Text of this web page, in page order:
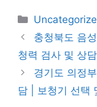
카
테
고
리
충청북도 음
청력 검사 및 상
경기도 의정
담 | 보청기 선택